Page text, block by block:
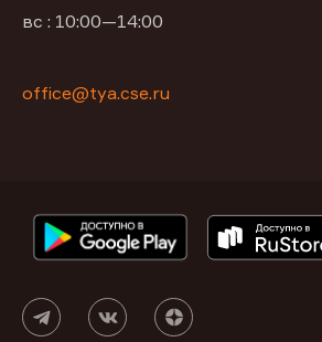
вс : 10:00—14:00
office@tya.cse.ru